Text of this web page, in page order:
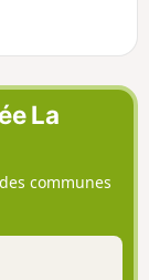
La
communes